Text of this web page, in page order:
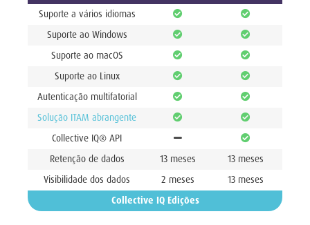
Collective IQ Edições
Suporte a vários idiomas
Suporte ao Windows
Suporte ao macOS
Suporte ao Linux
Autenticação multifatorial
Solução ITAM abrangente
Collective IQ® API
Retenção de dados
13 meses
13 meses
Visibilidade dos dados
2 meses 13 meses